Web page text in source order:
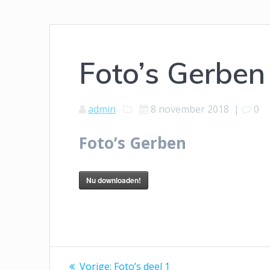
Foto’s Gerben
admin 8 november 2018 | 0
Foto’s Gerben
Nu downloaden!
Bericht
Vorige: Vorig
Foto’s deel 1